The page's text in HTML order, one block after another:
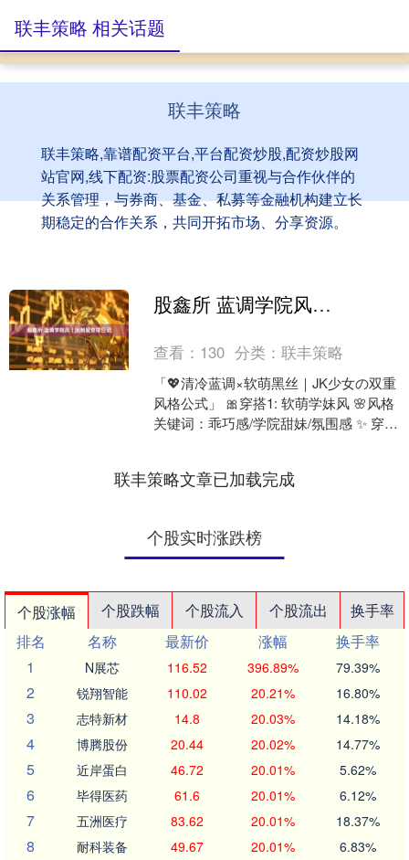
联丰策略
联丰策略,靠谱配资平台,平台配资炒股,配资炒股网
站官网,线下配资:股票配资公司重视与合作伙伴的
关系管理，与券商、基金、私募等金融机构建立长
期稳定的合作关系，共同开拓市场、分享资源。
联丰策略 相关话题
股鑫所 蓝调学院风｜JK制服穿搭日记
查看： 130 分类：联丰策略
「💖清冷蓝调×软萌黑丝｜JK少女の双重
风格公式」 🎀穿搭1: 软萌学妹风 🌸风格
关键词：乖巧感/学院甜妹/氛围感 ✨ 穿搭
联丰策略文章已加载完成
个股实时涨跌榜
个股涨幅 个股跌幅 个股流入 个股流出
换手率
排名
名称 最新价 涨幅
换手率
1
N展芯 116.52 396.89% 79.39%
2 锐翔智能 110.02 20.21% 16.80%
3 志特新材 14.8 20.03% 14.18%
4 博腾股份 20.44 20.02% 14.77%
5 近岸蛋白 46.72 20.01% 5.62%
6 毕得医药 61.6 20.01% 6.12%
7 五洲医疗 83.62 20.01% 18.37%
8 耐科装备 49.67 20.01% 6.83%